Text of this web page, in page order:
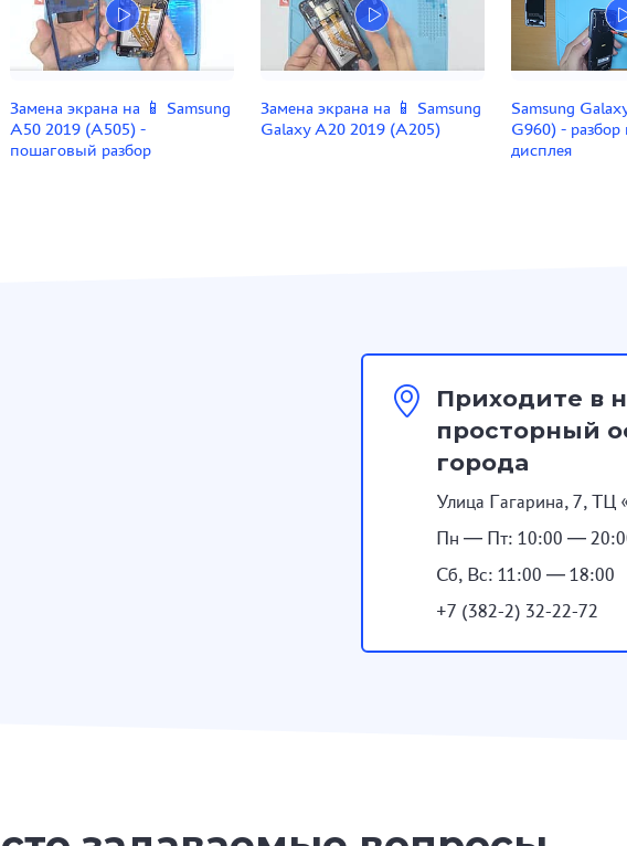
Замена экрана на 📱 Samsung
A50 2019 (A505) -
пошаговый разбор
Замена экрана на 📱 Samsung
Galaxy A20 2019 (A205)
Samsung
G960) - разбор
дисплея
Приходите в
просторный
города
Улица Гагарина, 7, ТЦ
Пн — Пт: 10:00 —
Сб, Вс: 11:00 — 18:00
+7 (382-2) 32-22-72